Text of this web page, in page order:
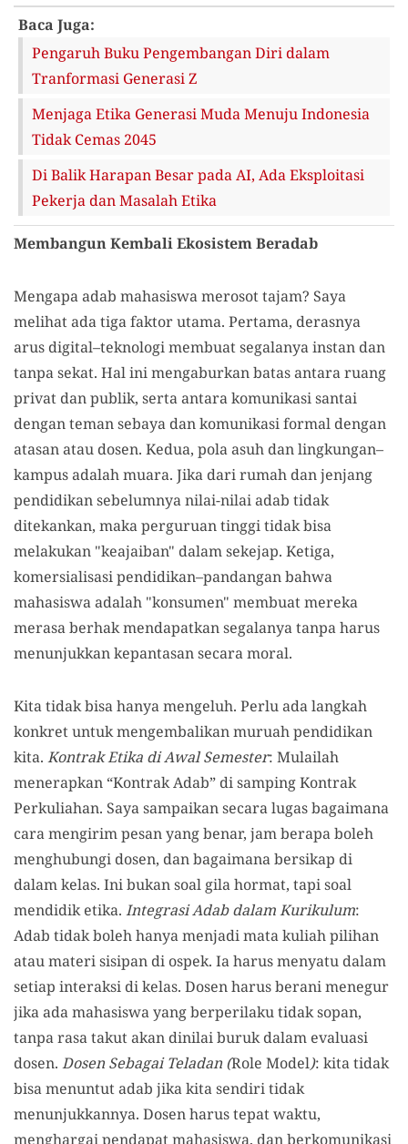
Baca Juga:
Pengaruh Buku Pengembangan Diri dalam
Tranformasi Generasi Z
Menjaga Etika Generasi Muda Menuju Indonesia
Tidak Cemas 2045
Di Balik Harapan Besar pada AI, Ada Eksploitasi
Pekerja dan Masalah Etika
Membangun Kembali Ekosistem Beradab
Mengapa adab mahasiswa merosot tajam? Saya
melihat ada tiga faktor utama. Pertama, derasnya
arus digital–teknologi membuat segalanya instan dan
tanpa sekat. Hal ini mengaburkan batas antara ruang
privat dan publik, serta antara komunikasi santai
dengan teman sebaya dan komunikasi formal dengan
atasan atau dosen. Kedua, pola asuh dan lingkungan–
kampus adalah muara. Jika dari rumah dan jenjang
pendidikan sebelumnya nilai-nilai adab tidak
ditekankan, maka perguruan tinggi tidak bisa
melakukan "keajaiban" dalam sekejap. Ketiga,
komersialisasi pendidikan–pandangan bahwa
mahasiswa adalah "konsumen" membuat mereka
merasa berhak mendapatkan segalanya tanpa harus
menunjukkan kepantasan secara moral.
Kita tidak bisa hanya mengeluh. Perlu ada langkah
konkret untuk mengembalikan muruah pendidikan
kita. Kontrak Etika di Awal Semester: Mulailah
menerapkan “Kontrak Adab” di samping Kontrak
Perkuliahan. Saya sampaikan secara lugas bagaimana
cara mengirim pesan yang benar, jam berapa boleh
menghubungi dosen, dan bagaimana bersikap di
dalam kelas. Ini bukan soal gila hormat, tapi soal
mendidik etika. Integrasi Adab dalam Kurikulum:
Adab tidak boleh hanya menjadi mata kuliah pilihan
atau materi sisipan di ospek. Ia harus menyatu dalam
setiap interaksi di kelas. Dosen harus berani menegur
jika ada mahasiswa yang berperilaku tidak sopan,
tanpa rasa takut akan dinilai buruk dalam evaluasi
dosen. Dosen Sebagai Teladan (Role Model): kita tidak
bisa menuntut adab jika kita sendiri tidak
menunjukkannya. Dosen harus tepat waktu,
menghargai pendapat mahasiswa, dan berkomunikasi